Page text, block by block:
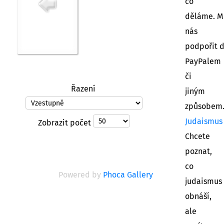
Řazení
Zobrazit počet
Powered by Phoca Gallery
co
děláme.
nás
podpořit
PayPalem
či
jiným
způsobem.
Judaismus
Chcete
poznat,
co
judaismus
obnáší,
ale